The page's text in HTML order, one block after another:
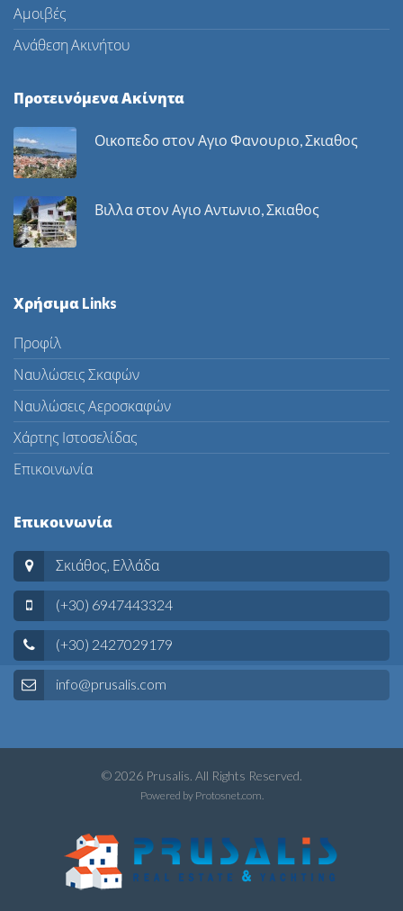
Αμοιβές
Ανάθεση Ακινήτου
Προτεινόμενα Ακίνητα
Οικοπεδο στον Αγιο Φανουριο, Σκιαθος
Βιλλα στον Αγιο Αντωνιο, Σκιαθος
Χρήσιμα Links
Προφίλ
Ναυλώσεις Σκαφών
Ναυλώσεις Αεροσκαφών
Χάρτης Ιστοσελίδας
Επικοινωνία
Επικοινωνία
Σκιάθος, Ελλάδα
(+30) 6947443324
(+30) 2427029179
info@prusalis.com
© 2026 Prusalis. All Rights Reserved.
Powered by Protosnet.com.